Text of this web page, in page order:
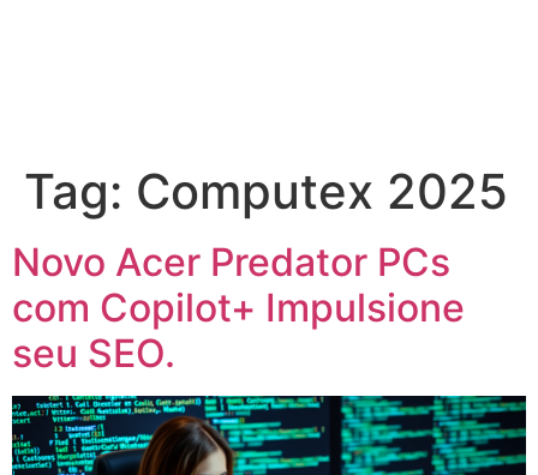
Tag: Computex 2025
Novo Acer Predator PCs
com Copilot+ Impulsione
seu SEO.